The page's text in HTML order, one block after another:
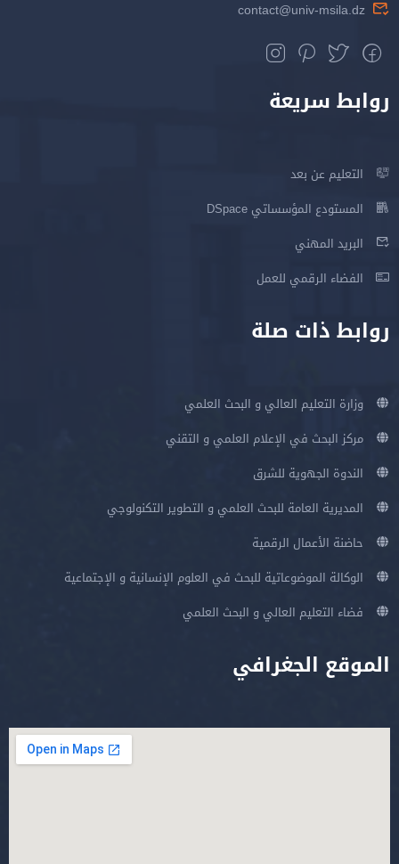
contact@univ-msila.dz
روابط سريعة
التعليم عن بعد
المستودع المؤسساتي DSpace
البريد المهني
الفضاء الرقمي للعمل
روابط ذات صلة
وزارة التعليم العالي و البحث العلمي
مركز البحث في الإعلام العلمي و التقني
الندوة الجهوية للشرق
المديرية العامة للبحث العلمي و التطوير التكنولوجي
حاضنة الأعمال الرقمية
الوكالة الموضوعاتية للبحث في العلوم الإنسانية و الإجتماعية
فضاء التعليم العالي و البحث العلمي
الموقع الجغرافي